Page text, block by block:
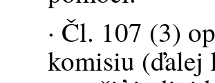
· Čl. 107 (3)
komisiu (ďalej